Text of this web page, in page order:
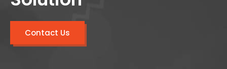
Contact Us